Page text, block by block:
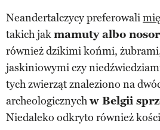
Neandertalczycy preferowali
takich jakmamuty albo
również dzikimi końmi,
jaskiniowymi czy
tych zwierząt znaleziono na
archeologicznychw Belgii
Niedaleko odkryto również